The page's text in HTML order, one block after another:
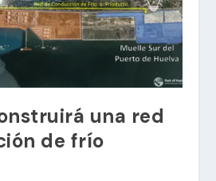
una red
de frío